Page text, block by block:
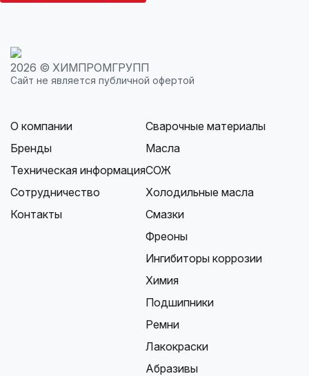
2026 © ХИМПРОМГРУПП
Сайт не является публичной офертой
О компании
Бренды
Техническая информация
Сотрудничество
Контакты
Сварочные материалы
Масла
СОЖ
Холодильные масла
Смазки
Фреоны
Ингибиторы коррозии
Химия
Подшипники
Ремни
Лакокраски
Абразивы